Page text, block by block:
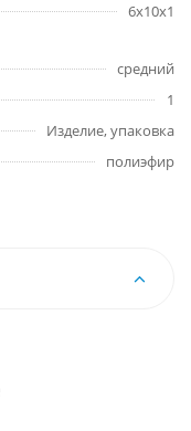
6x10x1
средний
1
Изделие, упаковка
полиэфир